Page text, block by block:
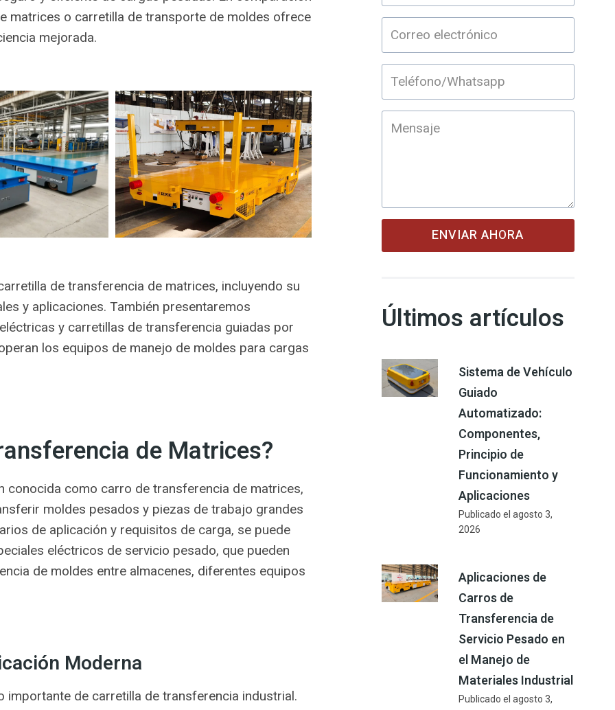
matrices o carretilla de transporte de moldes ofrece
mejorada.
de transferencia de matrices, incluyendo su
y aplicaciones. También presentaremos
y carretillas de transferencia guiadas por
los equipos de manejo de moldes para cargas
de Matrices?
conocida como carro de transferencia de matrices,
moldes pesados y piezas de trabajo grandes
de aplicación y requisitos de carga, se puede
eléctricos de servicio pesado, que pueden
de moldes entre almacenes, diferentes equipos
Moderna
de carretilla de transferencia industrial.
ENVIAR AHORA
Últimos artículos
Sistema de Vehículo
Guiado
Automatizado:
Componentes,
Principio de
Funcionamiento y
Aplicaciones
Publicado elagosto 3,
2026
Aplicaciones de
Carros de
Transferencia de
Servicio Pesado en
el Manejo de
Materiales Industrial
Publicado elagosto 3,